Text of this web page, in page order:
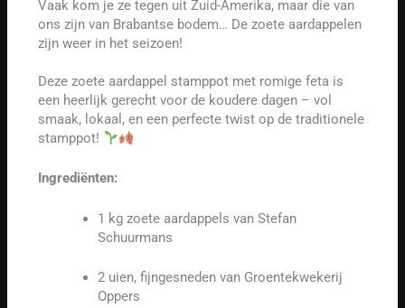
Vaak kom je ze tegen uit Zuid-Amerika, maar die van
ons zijn van Brabantse bodem… De zoete aardappelen
zijn weer in het seizoen!
Deze zoete aardappel stamppot met romige feta is
een heerlijk gerecht voor de koudere dagen – vol
smaak, lokaal, en een perfecte twist op de traditionele
stamppot!
Ingrediënten:
1 kg zoete aardappels van Stefan
Schuurmans
2 uien, fijngesneden van Groentekwekerij
Oppers